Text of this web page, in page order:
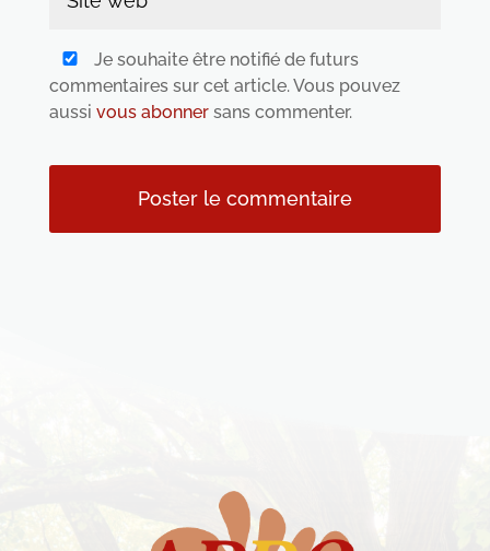
Je souhaite être notifié de futurs
commentaires sur cet article. Vous pouvez
aussi vous abonnersans commenter.